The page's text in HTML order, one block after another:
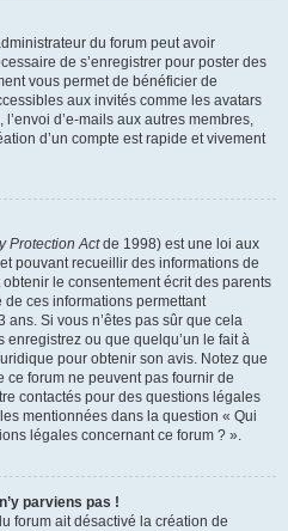
du forum peut avoir
de s’enregistrer pour poster des
vous permet de bénéficier de
aux invités comme les avatars
d’e-mails aux autres membres,
d’un compte est rapide et vivement
Protection Actde 1998) est une loi aux
pouvant recueillir des informations de
le consentement écrit des parents
de ces informations permettant
ans. Si vous n’êtes pas sûr que cela
enregistrez ou que quelqu’un le fait à
pour obtenir son avis. Notez que
forum ne peuvent pas fournir de
contactés pour des questions légales
mentionnées dans la question « Qui
légales concernant ce forum ? ».
parviens pas !
forum ait désactivé la création de